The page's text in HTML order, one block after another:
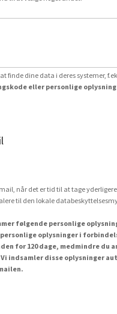
finde dine data i deres systemer,
eller personlige
når det er tid til at tage
til den lokale
følgende personlige
oplysninger i
for 120 dage, medmindre du
indsamler disse oplysninger